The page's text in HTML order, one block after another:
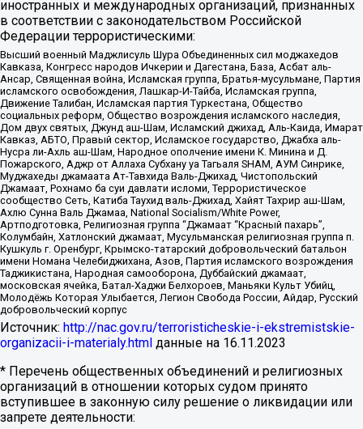
иностранных и международных организаций, признанных
в соответствии с законодательством Российской
Федерации террористическими:
Высший военный Маджлисуль Шура Объединенных сил моджахедов
Кавказа, Конгресс народов Ичкерии и Дагестана, База, Асбат аль-
Ансар, Священная война, Исламская группа, Братья-мусульмане, Партия
исламского освобождения, Лашкар-И-Тайба, Исламская группа,
Движение Талибан, Исламская партия Туркестана, Общество
социальных реформ, Общество возрождения исламского наследия,
Дом двух святых, Джунд аш-Шам, Исламский джихад, Аль-Каида, Имарат
Кавказ, АБТО, Правый сектор, Исламское государство, Джабха аль-
Нусра ли-Ахль аш-Шам, Народное ополчение имени К. Минина и Д.
Пожарского, Аджр от Аллаха Субхану уа Тагьаля SHAM, АУМ Синрике,
Муджахеды джамаата Ат-Тавхида Валь-Джихад, Чистопольский
Джамаат, Рохнамо ба суи давлати исломи, Террористическое
сообщество Сеть, Катиба Таухид валь-Джихад, Хайят Тахрир аш-Шам,
Ахлю Сунна Валь Джамаа, National Socialism/White Power,
Артподготовка, Религиозная группа “Джамаат “Красный пахарь”,
Колумбайн, Хатлонский джамаат, Мусульманская религиозная группа п.
Кушкуль г. Оренбург, Крымско-татарский добровольческий батальон
имени Номана Челебиджихана, Азов, Партия исламского возрождения
Таджикистана, Народная самооборона, Дуббайский джамаат,
московская ячейка, Батал-Хаджи Белхороев, Маньяки Культ Убийц,
Молодёжь Которая Улыбается, Легион Свобода России, Айдар, Русский
добровольческий корпус
Источник: http://nac.gov.ru/terroristicheskie-i-ekstremistskie-
organizacii-i-materialy.html данные на 16.11.2023
* Перечень общественных объединений и религиозных
организаций в отношении которых судом принято
вступившее в законную силу решение о ликвидации или
запрете деятельности: